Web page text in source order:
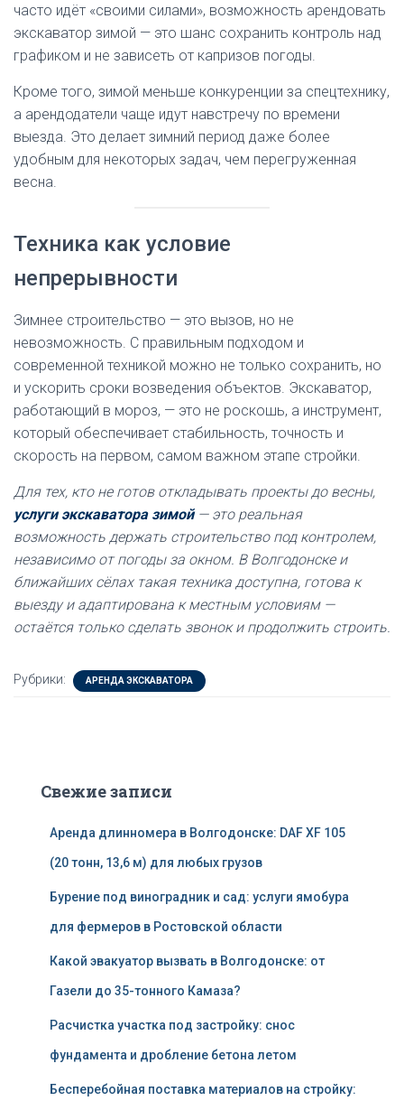
часто идёт «своими силами», возможность арендовать
экскаватор зимой — это шанс сохранить контроль над
графиком и не зависеть от капризов погоды.
Кроме того, зимой меньше конкуренции за спецтехнику,
а арендодатели чаще идут навстречу по времени
выезда. Это делает зимний период даже более
удобным для некоторых задач, чем перегруженная
весна.
Техника как условие
непрерывности
Зимнее строительство — это вызов, но не
невозможность. С правильным подходом и
современной техникой можно не только сохранить, но
и ускорить сроки возведения объектов. Экскаватор,
работающий в мороз, — это не роскошь, а инструмент,
который обеспечивает стабильность, точность и
скорость на первом, самом важном этапе стройки.
Для тех, кто не готов откладывать проекты до весны,
услуги экскаватора зимой— это реальная
возможность держать строительство под контролем,
независимо от погоды за окном. В Волгодонске и
ближайших сёлах такая техника доступна, готова к
выезду и адаптирована к местным условиям —
остаётся только сделать звонок и продолжить строить.
Рубрики: АРЕНДА ЭКСКАВАТОРА
Свежие записи
Аренда длинномера в Волгодонске: DAF XF 105
(20 тонн, 13,6 м) для любых грузов
Бурение под виноградник и сад: услуги ямобура
для фермеров в Ростовской области
Какой эвакуатор вызвать в Волгодонске: от
Газели до 35-тонного Камаза?
Расчистка участка под застройку: снос
фундамента и дробление бетона летом
Бесперебойная поставка материалов на стройку: